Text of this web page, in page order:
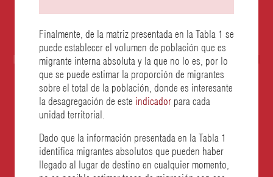
Finalmente, de la matriz presentada en la Tabla 1 se
puede establecer el volumen de población que es
migrante interna absoluta y la que no lo es, por lo
que se puede estimar la proporción de migrantes
sobre el total de la población, donde es interesante
la desagregación de este indicador para cada
unidad territorial.
Dado que la información presentada en la Tabla 1
identifica migrantes absolutos que pueden haber
llegado al lugar de destino en cualquier momento,